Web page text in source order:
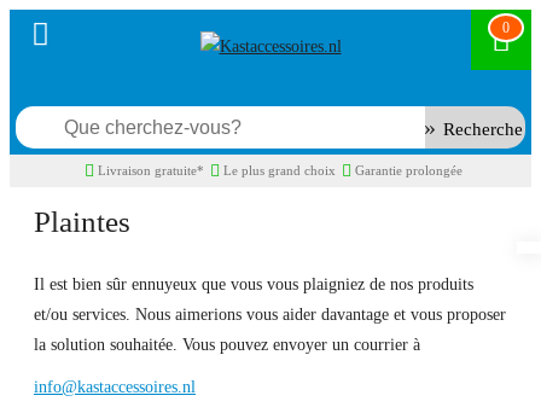
0
Recherche
Livraison gratuite* Le plus grand choix Garantie prolongée
Plaintes
Il est bien sûr ennuyeux que vous vous plaigniez de nos produits
et/ou services. Nous aimerions vous aider davantage et vous proposer
la solution souhaitée. Vous pouvez envoyer un courrier à
info@kastaccessoires.nl